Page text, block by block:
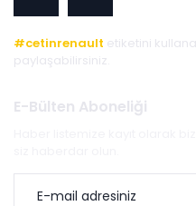
#cetinrenault etiketini
paylaşabilirsiniz.
E-Bülten Aboneliği